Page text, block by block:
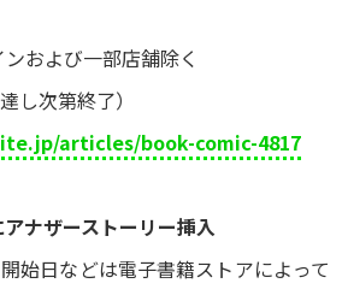
および一部店舗除く
し次第終了）
articles/book-comic-4817
ナザーストーリー挿入
始日などは電子書籍ストアによって